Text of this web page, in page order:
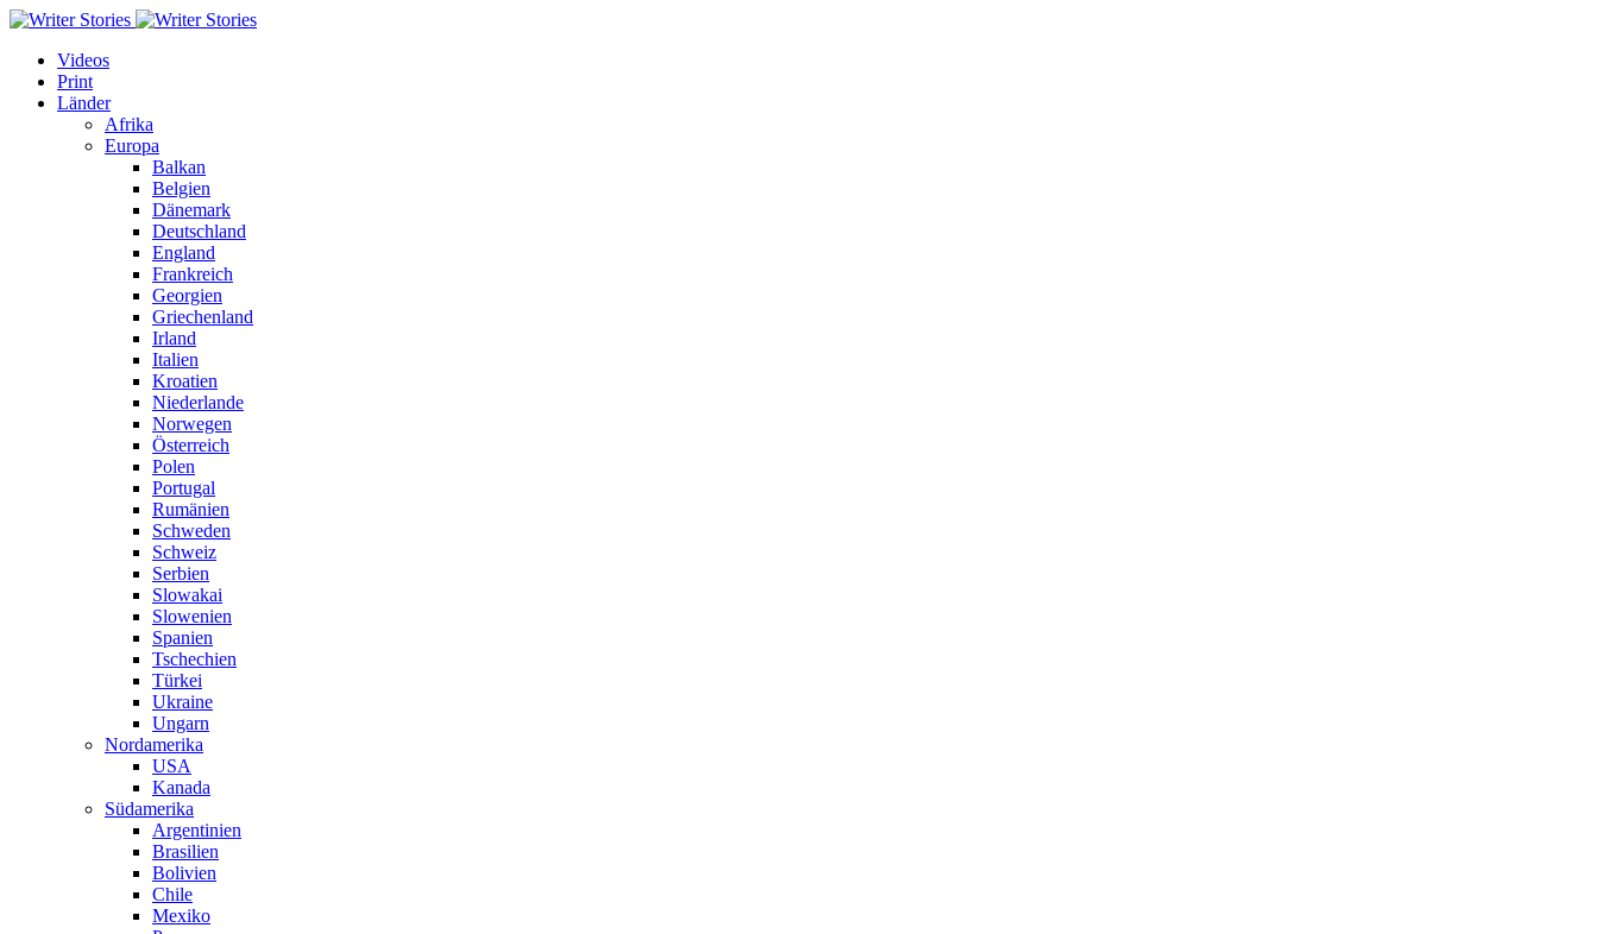
Videos
Print
Länder
Afrika
Europa
Balkan
Belgien
Dänemark
Deutschland
England
Frankreich
Georgien
Griechenland
Irland
Italien
Kroatien
Niederlande
Norwegen
Österreich
Polen
Portugal
Rumänien
Schweden
Schweiz
Serbien
Slowakai
Slowenien
Spanien
Tschechien
Türkei
Ukraine
Ungarn
Nordamerika
USA
Kanada
Südamerika
Argentinien
Brasilien
Bolivien
Chile
Mexiko